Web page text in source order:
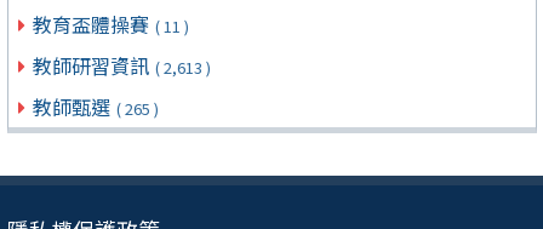
教育盃體操賽 ( 11 )
教師研習資訊 ( 2,613 )
教師甄選 ( 265 )